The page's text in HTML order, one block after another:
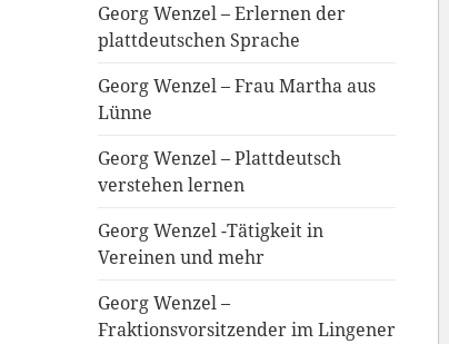
Georg Wenzel – Erlernen der
plattdeutschen Sprache
Georg Wenzel – Frau Martha aus
Lünne
Georg Wenzel – Plattdeutsch
verstehen lernen
Georg Wenzel -Tätigkeit in
Vereinen und mehr
Georg Wenzel –
Fraktionsvorsitzender im Lingener